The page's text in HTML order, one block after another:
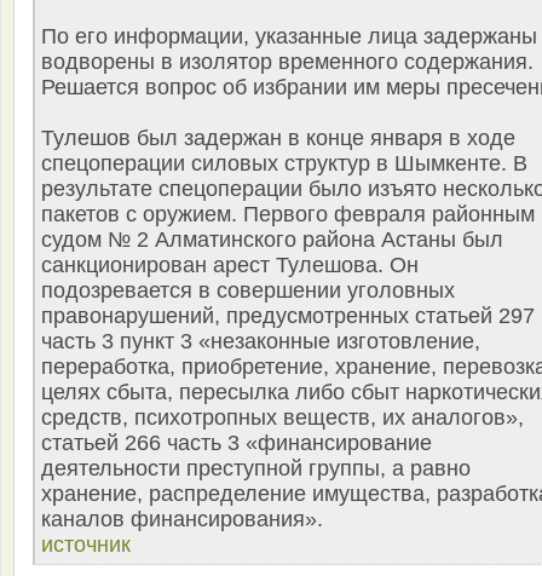
По его информации, указанные лица задержаны
водворены в изолятор временного содержания.
Решается вопрос об избрании им меры
Тулешов был задержан в конце января в ходе
спецоперации силовых структур в Шымкенте. В
результате спецоперации было изъято
пакетов с оружием. Первого февраля районным
судом № 2 Алматинского района Астаны был
санкционирован арест Тулешова. Он
подозревается в совершении уголовных
правонарушений, предусмотренных статьей 297
часть 3 пункт 3 «незаконные изготовление,
переработка, приобретение, хранение,
целях сбыта, пересылка либо сбыт
средств, психотропных веществ, их аналогов»,
статьей 266 часть 3 «финансирование
деятельности преступной группы, а равно
хранение, распределение имущества,
каналов финансирования».
источник